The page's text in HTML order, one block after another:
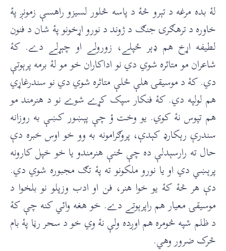
لۀ بده مرغه د تېرو څۀ د پاسه څلور لسيزو راهسې زمونږ پۀ
خاوره د ترهګرۍ جنګ د ژوند د نورو اړخونو پۀ شان د فنون
لطيفه اړخ هم ډېر ځپلے، زورولے او چېړلے دے. کۀ
شاعران مو متاثره شوي دي نو اداکاران خو مو لۀ برمه پرېوتې
دي. کۀ د موسيقۍ هلې ځلې متاثره شوي دي نو سندرغاړي
هم لولپه دي. کۀ فنکار سپک کړے شوے نو د هنرمند مو
هم تپوس نۀ کوي. يو وخت ؤ چې پېښور کښې به روزانه
سندرې رېکارډ کېدې، پروګرامونه به وو خو اوس خبره دې
حال ته رارسېدلې ده چې ځنې هنرمندو يا خو خپل کارونه
پرېښي دي او يا نورو ملکونو ته پۀ تګ مجبوره شوي دي.
دې هر څۀ کۀ يو خوا هنر، فن او ادب وزپلو نو بلخوا د
موسيقۍ معيار هم راپرېوتے دے. خو هغه وائي کنه چې کۀ
د ظلم شپه څومره هم اوږده ولې نۀ وي خو د سحر رڼا پۀ بام
څرک ضرور وهي.